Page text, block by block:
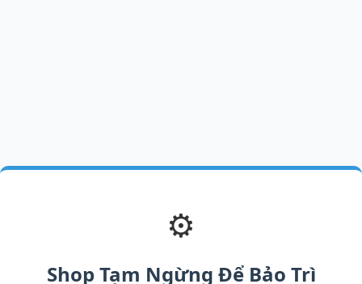
⚙️
Shop Tạm Ngừng Để Bảo Trì